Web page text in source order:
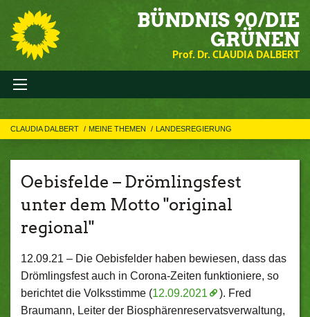
BÜNDNIS 90/DIE
GRÜNEN
Prof. Dr. CLAUDIA DALBERT
CLAUDIA DALBERT MEINE THEMEN LANDESREGIERUNG
Oebisfelde – Drömlingsfest
unter dem Motto "original
regional"
12.09.21 – Die Oebisfelder haben bewiesen, dass das
Drömlingsfest auch in Corona-Zeiten funktioniere, so
berichtet die Volksstimme (12.09.2021
). Fred
Braumann, Leiter der Biosphärenreservatsverwaltung,